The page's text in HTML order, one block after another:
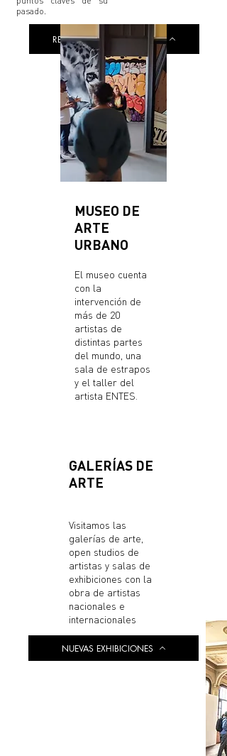
pasado.
RECORRIDO HISTÓRICO QR
MUSEO DE
ARTE
URBANO
El museo cuenta
con la
intervención de
más de 20
artistas de
distintas partes
del mundo, una
sala de estrapos
y el taller del
artista ENTES.
GALERÍAS DE
ARTE
Visitamos las
galerías de arte,
open studios de
artistas y salas de
exhibiciones con la
obra de artistas
nacionales e
internacionales
NUEVAS EXHIBICIONES